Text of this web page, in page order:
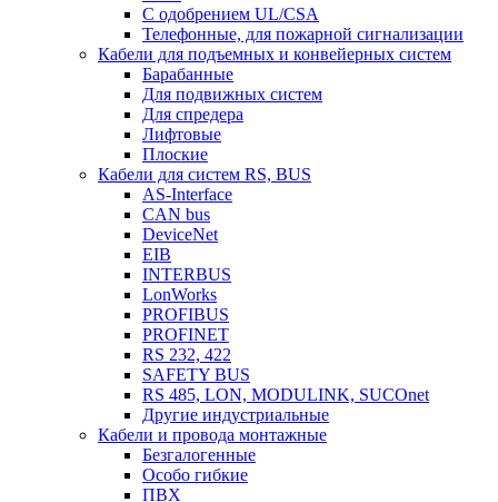
С одобрением UL/CSA
Телефонные, для пожарной сигнализации
Кабели для подъемных и конвейерных систем
Барабанные
Для подвижных систем
Для спредера
Лифтовые
Плоские
Кабели для систем RS, BUS
AS-Interface
CAN bus
DeviceNet
EIB
INTERBUS
LonWorks
PROFIBUS
PROFINET
RS 232, 422
SAFETY BUS
RS 485, LON, MODULINK, SUCOnet
Другие индустриальные
Кабели и провода монтажные
Безгалогенные
Особо гибкие
ПВХ